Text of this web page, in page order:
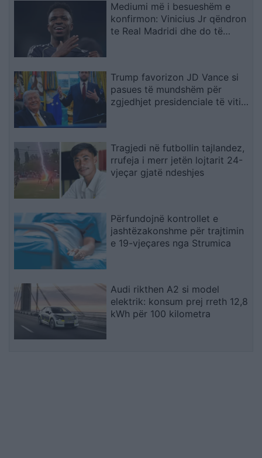
Mediumi më i besueshëm e
konfirmon: Vinicius Jr qëndron
te Real Madridi dhe do të
Trump favorizon JD Vance si
pasues të mundshëm për
zgjedhjet presidenciale të vitit
Tragjedi në futbollin tajlandez,
rrufeja i merr jetën lojtarit 24-
vjeçar gjatë ndeshjes
Përfundojnë kontrollet e
jashtëzakonshme për trajtimin
e 19-vjeçares nga Strumica
Audi rikthen A2 si model
elektrik: konsum prej rreth 12,8
kWh për 100 kilometra